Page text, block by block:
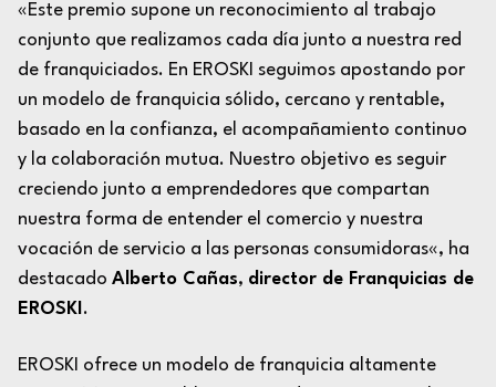
«Este premio supone un reconocimiento al trabajo
conjunto que realizamos cada día junto a nuestra red
de franquiciados. En EROSKI seguimos apostando por
un modelo de franquicia sólido, cercano y rentable,
basado en la confianza, el acompañamiento continuo
y la colaboración mutua. Nuestro objetivo es seguir
creciendo junto a emprendedores que compartan
nuestra forma de entender el comercio y nuestra
vocación de servicio a las personas consumidoras«, ha
destacado Alberto Cañas, director de Franquicias de
EROSKI.
EROSKI ofrece un modelo de franquicia altamente